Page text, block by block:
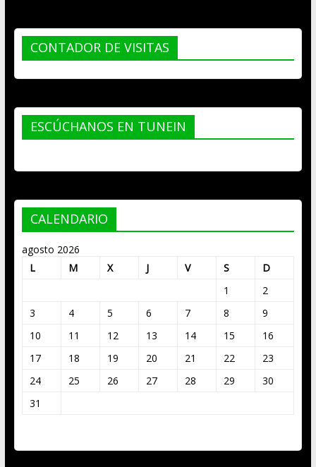
CONTADOR DE VISITAS
ESCÚCHANOS EN TUNEIN
CALENDARIO
agosto 2026
L
M X J V S
D
1
2
3
4 5 6 7 8
9
10
11 12 13 14 15
16
17
18 19 20 21 22
23
24
25 26 27 28 29
30
31